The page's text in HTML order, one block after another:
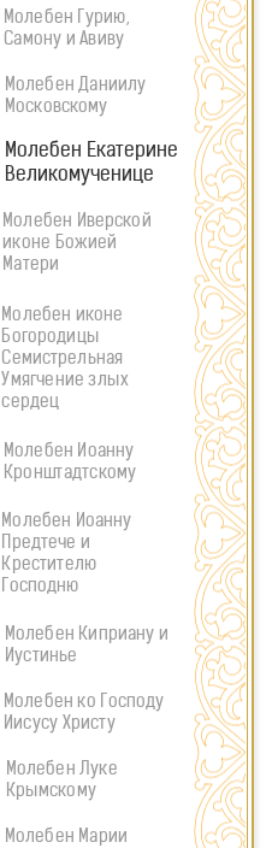
Молебен Гурию,
Самону и Авиву
Молебен Даниилу
Московскому
Молебен Екатерине
Великомученице
Молебен Иверской
иконе Божией
Матери
Молебен иконе
Богородицы
Семистрельная
Умягчение злых
сердец
Молебен Иоанну
Кронштадтскому
Молебен Иоанну
Предтече и
Крестителю
Господню
Молебен Киприану и
Иустинье
Молебен ко Господу
Иисусу Христу
Молебен Луке
Крымскому
Молебен Марии